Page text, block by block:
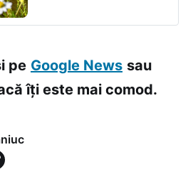
pe Google News sau
îți este mai comod.